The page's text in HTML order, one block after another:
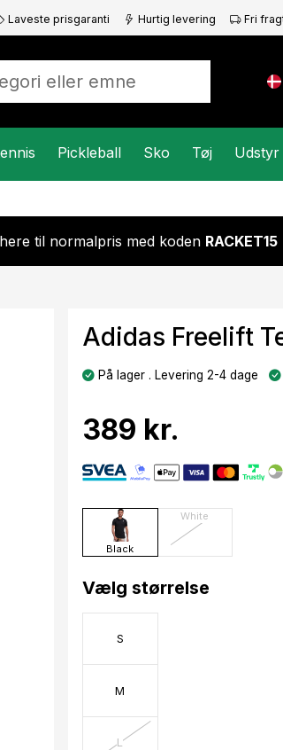
Laveste prisgaranti Hurtig levering Fri
Pickleball Sko Tøj Udstyr
til normalpris med koden RACKET15
Adidas Freelift
På lager . Levering 2-4 dage
389 kr.
Black
White
Vælg størrelse
S
M
L